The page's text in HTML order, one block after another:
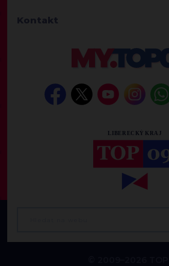
Kontakt